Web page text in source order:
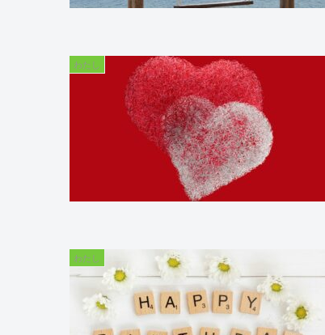
わたし
わたし